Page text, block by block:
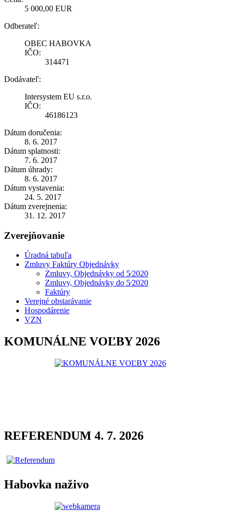
5 000,00 EUR
Odberateľ:
OBEC HABOVKA
IČO:
314471
Dodávateľ:
Intersystem EU s.r.o.
IČO:
46186123
Dátum doručenia:
8. 6. 2017
Dátum splatnosti:
7. 6. 2017
Dátum úhrady:
8. 6. 2017
Dátum vystavenia:
24. 5. 2017
Dátum zverejnenia:
31. 12. 2017
Zverejňovanie
Úradná tabuľa
Zmluvy Faktúry Objednávky
Zmluvy, Objednávky od 5⁄2020
Zmluvy, Objednávky do 5⁄2020
Faktúry
Verejné obstarávanie
Hospodárenie
VZN
KOMUNÁLNE VOĽBY 2026
REFERENDUM 4. 7. 2026
Habovka naživo